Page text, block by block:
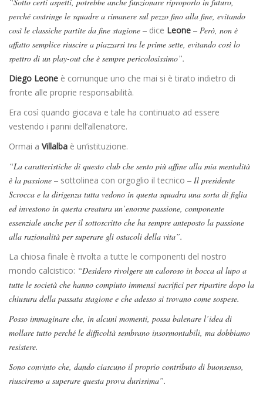
perché costringe le squadre a rimanere sul pezzo fino alla fine, evitando
così le classiche partite da fine stagione – dice Leone – Però, non è
affatto semplice riuscire a piazzarsi tra le prime sette, evitando così lo
spettro di un play-out che è sempre pericolosissimo”.
Diego Leone è comunque uno che mai si è tirato indietro di
fronte alle proprie responsabilità.
Era così quando giocava e tale ha continuato ad essere
vestendo i panni dell’allenatore.
Ormai a Villalba è un’istituzione.
“La caratteristiche di questo club che sento più affine alla mia mentalità
è la passione – sottolinea con orgoglio il tecnico – Il presidente
Scrocca e la dirigenza tutta vedono in questa squadra una sorta di figlia
ed investono in questa creatura un’enorme passione, componente
essenziale anche per il sottoscritto che ha sempre anteposto la passione
alla razionalità per superare gli ostacoli della vita”.
La chiosa finale è rivolta a tutte le componenti del nostro
mondo calcistico: “Desidero rivolgere un caloroso in bocca al lupo a
tutte le società che hanno compiuto immensi sacrifici per ripartire dopo la
chiusura della passata stagione e che adesso si trovano come sospese.
Posso immaginare che, in alcuni momenti, possa balenare l’idea di
mollare tutto perché le difficoltà sembrano insormontabili, ma dobbiamo
resistere.
Sono convinto che, dando ciascuno il proprio contributo di buonsenso,
riusciremo a superare questa prova durissima”.